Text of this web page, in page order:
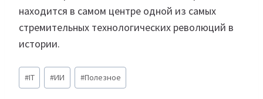
находится в самом центре одной из самых
стремительных технологических революций в
истории.
Метки
записи:
#IT #ИИ #Полезное